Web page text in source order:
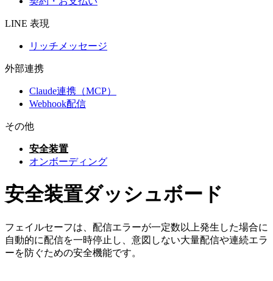
LINE 表現
リッチメッセージ
外部連携
Claude連携（MCP）
Webhook配信
その他
安全装置
オンボーディング
安全装置ダッシュボード
フェイルセーフは、配信エラーが一定数以上発生した場合に
自動的に配信を一時停止し、意図しない大量配信や連続エラ
ーを防ぐための安全機能です。